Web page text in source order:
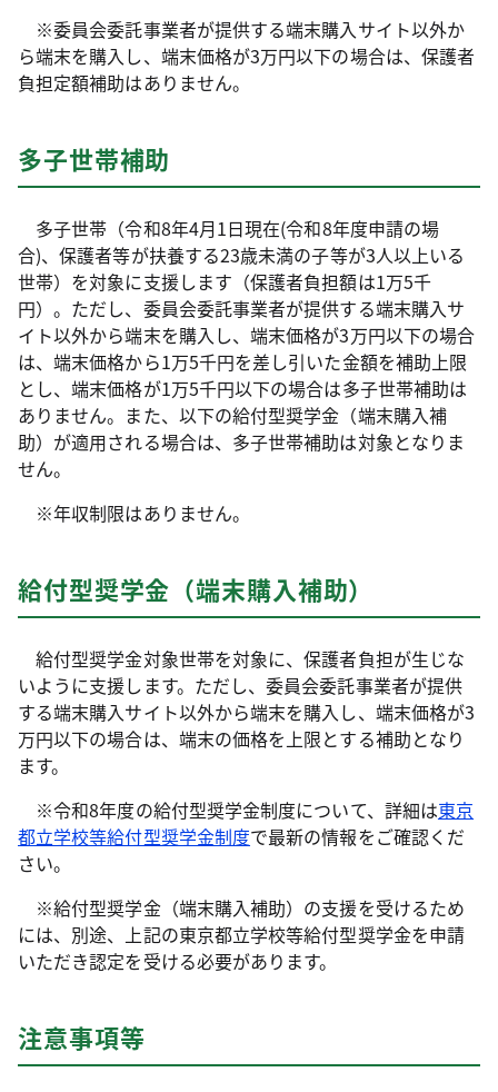
※委員会委託事業者が提供する端末購入サイト以外か
ら端末を購入し、端末価格が3万円以下の場合は、保護者
負担定額補助はありません。
多子世帯補助
多子世帯（令和8年4月1日現在(令和8年度申請の場
合)、保護者等が扶養する23歳未満の子等が3人以上いる
世帯）を対象に支援します（保護者負担額は1万5千
円）。ただし、委員会委託事業者が提供する端末購入サ
イト以外から端末を購入し、端末価格が3万円以下の場合
は、端末価格から1万5千円を差し引いた金額を補助上限
とし、端末価格が1万5千円以下の場合は多子世帯補助は
ありません。また、以下の給付型奨学金（端末購入補
助）が適用される場合は、多子世帯補助は対象となりま
せん。
※年収制限はありません。
給付型奨学金（端末購入補助）
給付型奨学金対象世帯を対象に、保護者負担が生じな
いように支援します。ただし、委員会委託事業者が提供
する端末購入サイト以外から端末を購入し、端末価格が3
万円以下の場合は、端末の価格を上限とする補助となり
ます。
※令和8年度の給付型奨学金制度について、詳細は東京
都立学校等給付型奨学金制度で最新の情報をご確認くだ
さい。
※給付型奨学金（端末購入補助）の支援を受けるため
には、別途、上記の東京都立学校等給付型奨学金を申請
いただき認定を受ける必要があります。
注意事項等